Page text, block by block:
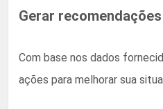
Gerar recomendações
Com base nos dados
ações para melhorar sua